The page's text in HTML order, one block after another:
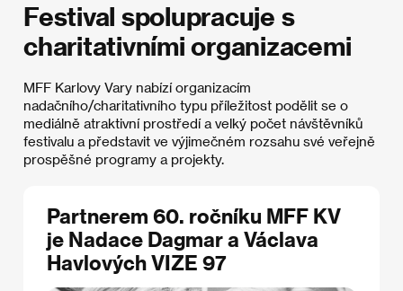
Festival spolupracuje s
charitativními organizacemi
MFF Karlovy Vary nabízí organizacím
nadačního/charitativního typu příležitost podělit se o
mediálně atraktivní prostředí a velký počet návštěvníků
festivalu a představit ve výjimečném rozsahu své veřejně
prospěšné programy a projekty.
Partnerem 60. ročníku MFF KV
je Nadace Dagmar a Václava
Havlových VIZE 97